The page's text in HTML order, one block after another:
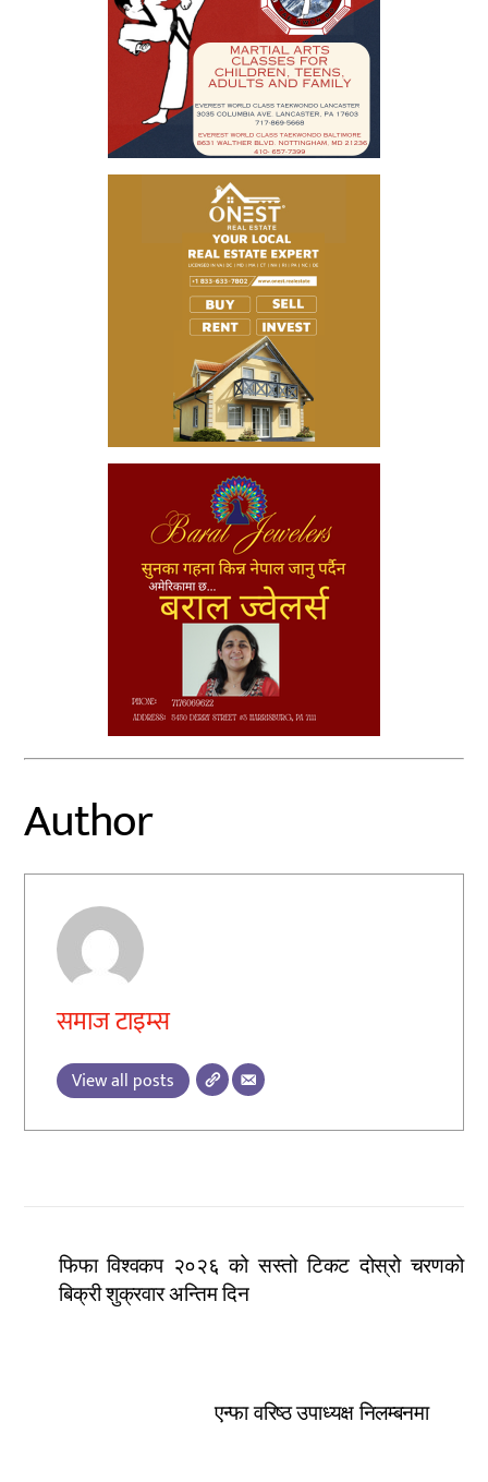
Author
समाज टाइम्स
View all posts
फिफा विश्वकप २०२६ को सस्तो टिकट दोस्रो चरणको
बिक्री शुक्रवार अन्तिम दिन
एन्फा वरिष्ठ उपाध्यक्ष निलम्बनमा